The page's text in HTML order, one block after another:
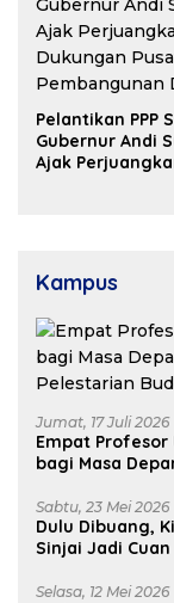
Pelantikan PPP
Gubernur Andi
Ajak
Kampus
Jumat, 17 Juli 2026
Empat Profesor
bagi Masa
Sabtu, 23 Mei 2026
Dulu Dibuang,
Sinjai Jadi
Selasa, 12 Mei 2026